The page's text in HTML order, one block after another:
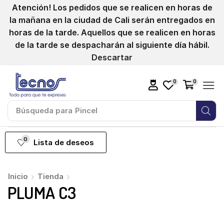
Atención! Los pedidos que se realicen en horas de
la mañana en la ciudad de Cali serán entregados en
horas de la tarde. Aquellos que se realicen en horas
de la tarde se despacharán al siguiente día hábil.
Descartar
Búsqueda para Pincel
0 0
0 Lista de deseos
Inicio Tienda
PLUMA C3